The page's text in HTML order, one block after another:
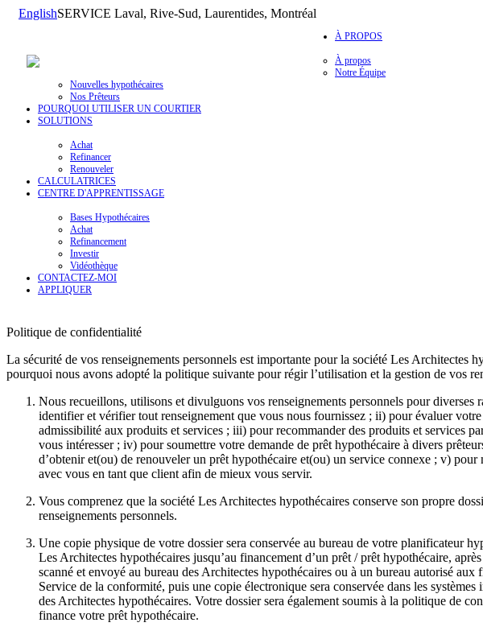
EnglishSERVICE Laval, Rive-Sud, Laurentides, Montréal
À PROPOS
À propos
Notre Équipe
Nouvelles hypothécaires
Nos Prêteurs
POURQUOI UTILISER UN COURTIER
SOLUTIONS
Achat
Refinancer
Renouveler
CALCULATRICES
CENTRE D'APPRENTISSAGE
Bases Hypothécaires
Achat
Refinancement
Investir
Vidéothèque
CONTACTEZ-MOI
APPLIQUER
Politique de confidentialité
La sécurité de vos renseignements personnels est importante pour la société Les Architectes
pourquoi nous avons adopté la politique suivante pour régir l’utilisation et la gestion de vos
Nous recueillons, utilisons et divulguons vos renseignements personnels pour diverses
identifier et vérifier tout renseignement que vous nous fournissez ; ii) pour évaluer
admissibilité aux produits et services ; iii) pour recommander des produits et services
vous intéresser ; iv) pour soumettre votre demande de prêt hypothécaire à divers
d’obtenir et(ou) de renouveler un prêt hypothécaire et(ou) un service connexe ; v) pour
avec vous en tant que client afin de mieux vous servir.
Vous comprenez que la société Les Architectes hypothécaires conserve son propre
renseignements personnels.
Une copie physique de votre dossier sera conservée au bureau de votre planificateur
Les Architectes hypothécaires jusqu’au financement d’un prêt / prêt hypothécaire,
scanné et envoyé au bureau des Architectes hypothécaires ou à un bureau autorisé aux
Service de la conformité, puis une copie électronique sera conservée dans les systèmes
des Architectes hypothécaires. Votre dossier sera également soumis à la politique de
finance votre prêt hypothécaire.